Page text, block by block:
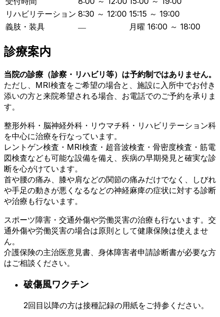
リハビリテーション 8:30 ～ 12:00 15:15 ～ 19:00
義肢・装具
― 月曜 16:00 ～ 18:00
診療案内
当院の診療（診察・リハビリ等）は予約制ではありません。
ただし、MRI検査をご希望の場合と、施設に入所中でお付き
添いの方と来院希望される場合、お電話でのご予約を承りま
す。
整形外科・脳神経外科・リウマチ科・リハビリテーション科
を中心に治療を行なっています。
レントゲン検査・MRI検査・超音波検査・骨密度検査・筋電
図検査なども可能な設備を備え、疾病の早期発見と確実な診
断を心がけています。
首や腰の痛み、膝や肩などの関節の痛みだけでなく、しびれ
や手足の動きが悪くなるなどの神経麻痺の症状に対する診断
や治療も行ないます。
スポーツ障害・交通外傷や労働災害の治療も行ないます。交
通外傷や労働災害の場合は原則として健康保険は使えませ
ん。
介護保険の主治医意見書、身体障害者申請診断書が必要な方
はご相談ください。
破傷風ワクチン
2回目以降の方は接種記録の用紙をご持参ください。